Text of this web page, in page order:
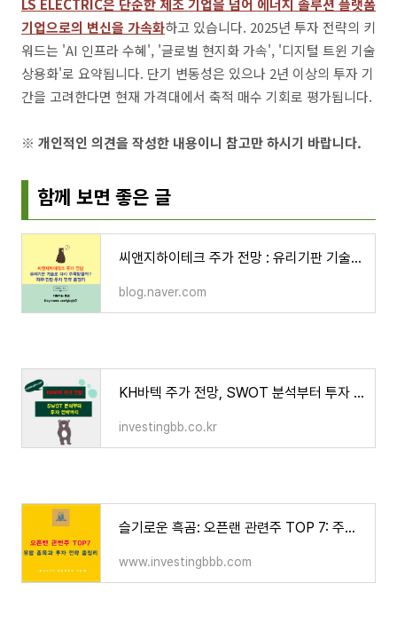
LS ELECTRIC은 단순한 제조 기업을 넘어 에너지 솔루션 플랫폼
기업으로의 변신을 가속화하고 있습니다. 2025년 투자 전략의 키
워드는 'AI 인프라 수혜', '글로벌 현지화 가속', '디지털 트윈 기술
상용화'로 요약됩니다. 단기 변동성은 있으나 2년 이상의 투자 기
간을 고려한다면 현재 가격대에서 축적 매수 기회로 평가됩니다.
※ 개인적인 의견을 작성한 내용이니 참고만 하시기 바랍니다.
함께 보면 좋은 글
씨앤지하이테크 주가 전망 : 유리기판 기술로 다시 주목받을까? 재무·전망·투자 전략 총정리
blog.naver.com
KH바텍 주가 전망, SWOT 분석부터 투자 전략까지 - 재테크하는 흑곰
investingbb.co.kr
슬기로운 흑곰: 오픈랜 관련주 TOP 7: 주요 종목과 투자 전략 총정리
www.investingbbb.com